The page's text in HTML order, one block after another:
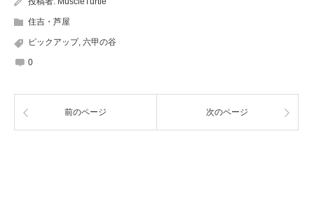
住吉・芦屋
ピックアップ, 六甲の谷
0
前のページ 次のページ